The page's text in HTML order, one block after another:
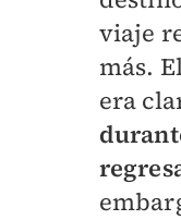
viaje
más.
era